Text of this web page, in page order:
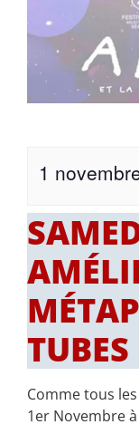
1
TUBES
Comme tous
1er Novembre